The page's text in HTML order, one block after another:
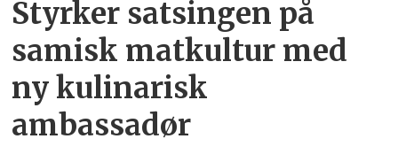
Styrker satsingen på
samisk matkultur med
ny kulinarisk
ambassadør